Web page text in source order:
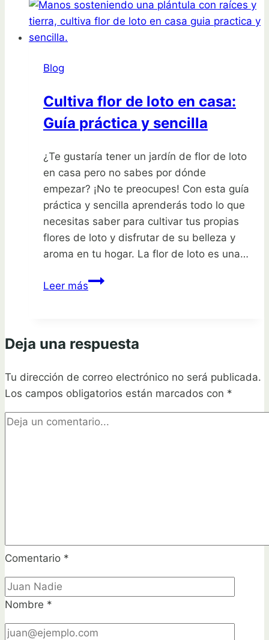
orquídeas
silvestres
a
paso
Blog
Cultiva flor de loto en casa:
Guía práctica y sencilla
¿Te gustaría tener un jardín de flor de loto
en casa pero no sabes por dónde
empezar? ¡No te preocupes! Con esta guía
práctica y sencilla aprenderás todo lo que
necesitas saber para cultivar tus propias
flores de loto y disfrutar de su belleza y
aroma en tu hogar. La flor de loto es una…
Leer másCultiva
en
Guía
práctica
y
sencilla
Deja una respuesta
Tu dirección de correo electrónico no será publicada.
Los campos obligatorios están marcados con *
Comentario *
Nombre *